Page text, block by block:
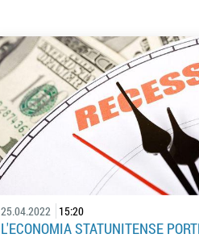
25.04.2022 15:20
L'ECONOMIA STATUNITENSE